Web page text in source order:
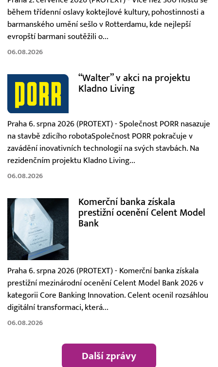
během třídenní oslavy koktejlové kultury, pohostinnosti a
barmanského umění sešlo v Rotterdamu, kde nejlepší
evropští barmani soutěžili o...
06.08.2026
“Walter” v akci na projektu
Kladno Living
Praha 6. srpna 2026 (PROTEXT) - Společnost PORR nasazuje
na stavbě zdicího robotaSpolečnost PORR pokračuje v
zavádění inovativních technologií na svých stavbách. Na
rezidenčním projektu Kladno Living...
06.08.2026
Komerční banka získala
prestižní ocenění Celent Model
Bank
Praha 6. srpna 2026 (PROTEXT) - Komerční banka získala
prestižní mezinárodní ocenění Celent Model Bank 2026 v
kategorii Core Banking Innovation. Celent ocenil rozsáhlou
digitální transformaci, která...
06.08.2026
Další zprávy